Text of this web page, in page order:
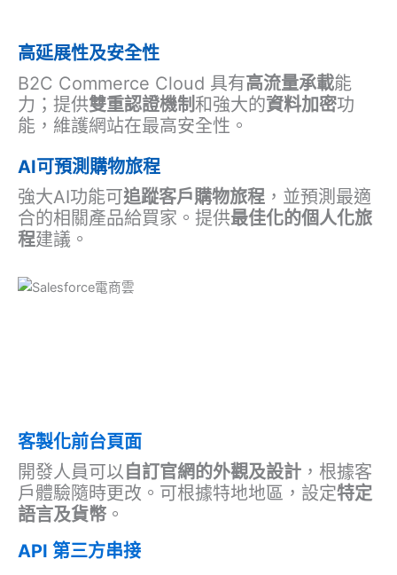
高延展性及安全性
B2C Commerce Cloud 具有高流量承載能
力；提供雙重認證機制和強大的資料加密功
能，維護網站在最高安全性。
AI可預測購物旅程
強大AI功能可追蹤客戶購物旅程 ，並預測最適
合的相關產品給買家。提供最佳化的個人化旅
程建議。
客製化前台頁面
開發人員可以 自訂官網的外觀及設計 ，根據客
戶體驗隨時更改。可根據特地地區，設定特定
語言及貨幣 。
API 第三方串接